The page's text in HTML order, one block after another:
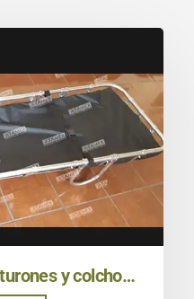
07 Canastilla con cinturones y colchoneta